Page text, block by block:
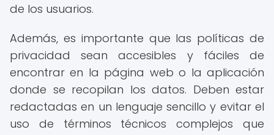
de los usuarios.
Además, es importante que las políticas de
privacidad sean accesibles y fáciles de
encontrar en la página web o la aplicación
donde se recopilan los datos. Deben estar
redactadas en un lenguaje sencillo y evitar el
uso de términos técnicos complejos que